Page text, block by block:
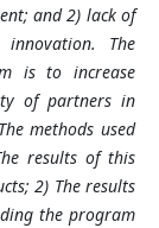
and 2) lack of
The
is to increase
of partners in
methods used
results of this
2) The results
the program